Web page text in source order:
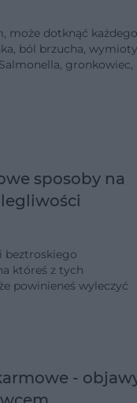
może dotknąć
ból brzucha,
gronkowiec,
sposoby na
beztroskiego
któreś z tych
powinieneś wyleczyć
-